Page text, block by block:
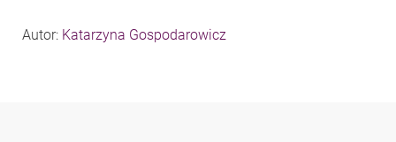
Autor: Katarzyna Gospodarowicz